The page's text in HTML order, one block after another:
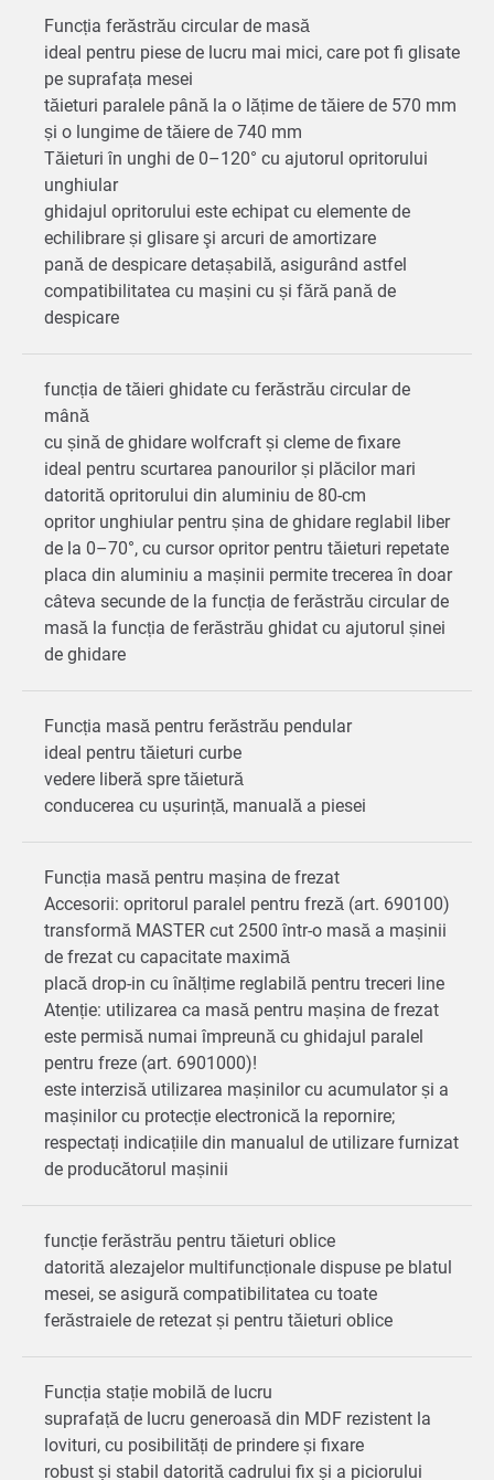
Funcția ferăstrău circular de masă
ideal pentru piese de lucru mai mici, care pot fi glisate
pe suprafața mesei
tăieturi paralele până la o lățime de tăiere de 570 mm
și o lungime de tăiere de 740 mm
Tăieturi în unghi de 0–120° cu ajutorul opritorului
unghiular
ghidajul opritorului este echipat cu elemente de
echilibrare și glisare şi arcuri de amortizare
pană de despicare detașabilă, asigurând astfel
compatibilitatea cu mașini cu și fără pană de
despicare
funcția de tăieri ghidate cu ferăstrău circular de
mână
cu șină de ghidare wolfcraft și cleme de fixare
ideal pentru scurtarea panourilor și plăcilor mari
datorită opritorului din aluminiu de 80-cm
opritor unghiular pentru șina de ghidare reglabil liber
de la 0–70°, cu cursor opritor pentru tăieturi repetate
placa din aluminiu a mașinii permite trecerea în doar
câteva secunde de la funcția de ferăstrău circular de
masă la funcția de ferăstrău ghidat cu ajutorul șinei
de ghidare
Funcția masă pentru ferăstrău pendular
ideal pentru tăieturi curbe
vedere liberă spre tăietură
conducerea cu ușurință, manuală a piesei
Funcția masă pentru mașina de frezat
Accesorii: opritorul paralel pentru freză (art. 690100)
transformă MASTER cut 2500 într-o masă a mașinii
de frezat cu capacitate maximă
placă drop-in cu înălțime reglabilă pentru treceri line
Atenție: utilizarea ca masă pentru mașina de frezat
este permisă numai împreună cu ghidajul paralel
pentru freze (art. 6901000)!
este interzisă utilizarea mașinilor cu acumulator și a
mașinilor cu protecție electronică la repornire;
respectați indicațiile din manualul de utilizare furnizat
de producătorul mașinii
funcție ferăstrău pentru tăieturi oblice
datorită alezajelor multifuncționale dispuse pe blatul
mesei, se asigură compatibilitatea cu toate
ferăstraiele de retezat și pentru tăieturi oblice
Funcția stație mobilă de lucru
suprafață de lucru generoasă din MDF rezistent la
lovituri, cu posibilități de prindere și fixare
robust și stabil datorită cadrului fix și a piciorului